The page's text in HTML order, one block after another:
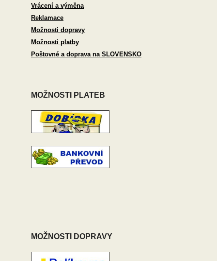
Vrácení a výměna
Reklamace
Možnosti dopravy
Možnosti platby
Poštovné a doprava na SLOVENSKO
MOŽNOSTI PLATEB
MOŽNOSTI DOPRAVY